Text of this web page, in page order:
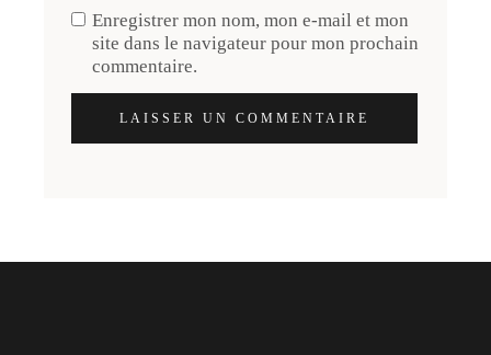
Enregistrer mon nom, mon e-mail et mon
site dans le navigateur pour mon prochain
commentaire.
LAISSER UN COMMENTAIRE